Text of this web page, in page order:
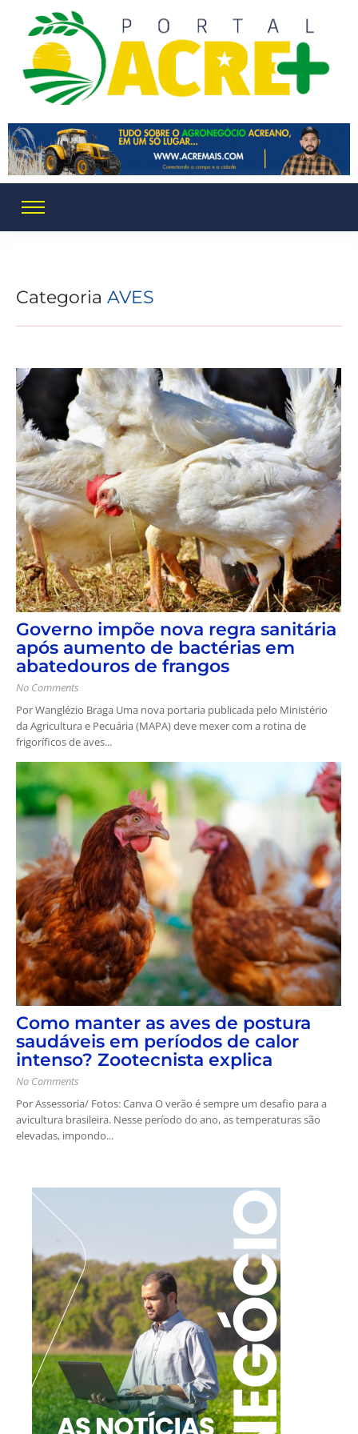
Categoria AVES
Governo impõe nova regra sanitária
após aumento de bactérias em
abatedouros de frangos
No Comments
Por Wanglézio Braga Uma nova portaria publicada pelo Ministério
da Agricultura e Pecuária (MAPA) deve mexer com a rotina de
frigoríficos de aves...
Como manter as aves de postura
saudáveis em períodos de calor
intenso? Zootecnista explica
No Comments
Por Assessoria/ Fotos: Canva O verão é sempre um desafio para a
avicultura brasileira. Nesse período do ano, as temperaturas são
elevadas, impondo...